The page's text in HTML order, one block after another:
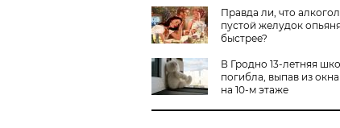
Правда ли, что
пустой желудок
быстрее?
В Гродно 13-летняя
погибла, выпав из
на 10-м этаже